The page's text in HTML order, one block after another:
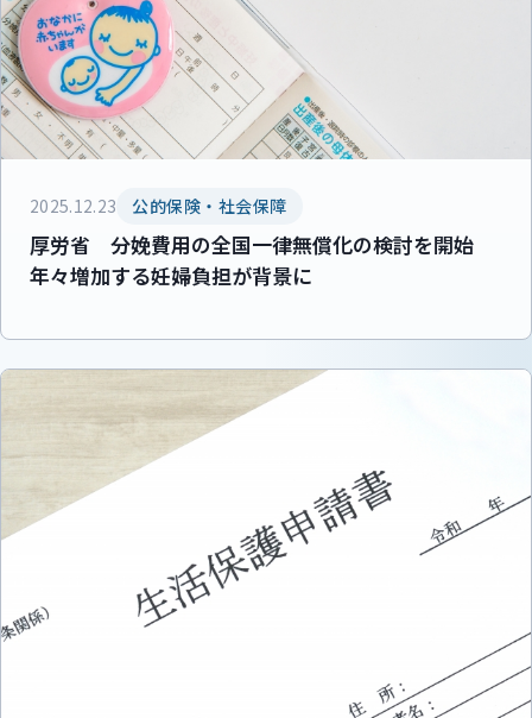
2025.12.23 公的保険・社会保障
厚労省 分娩費用の全国一律無償化の検討を開始
年々増加する妊婦負担が背景に